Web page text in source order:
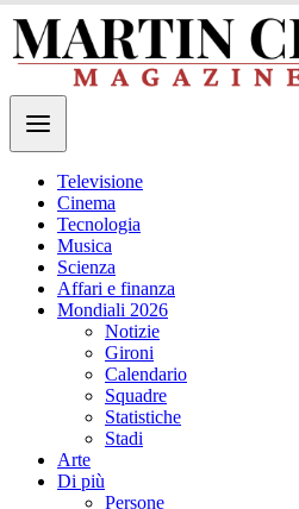
Televisione
Cinema
Tecnologia
Musica
Scienza
Affari e finanza
Mondiali 2026
Notizie
Gironi
Calendario
Squadre
Statistiche
Stadi
Arte
Di più
Persone